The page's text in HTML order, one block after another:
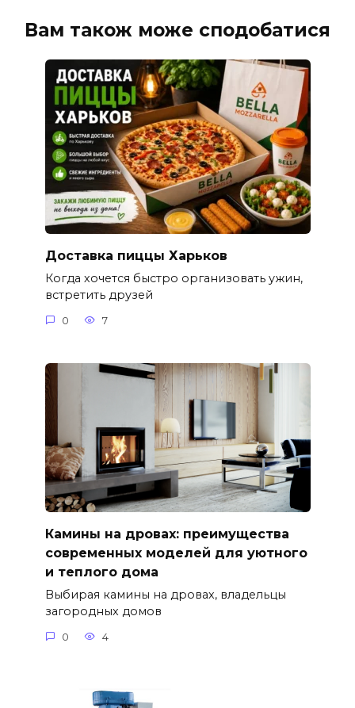
Вам також може сподобатися
Доставка пиццы Харьков
Когда хочется быстро организовать ужин,
встретить друзей
0 7
Камины на дровах: преимущества
современных моделей для уютного
и теплого дома
Выбирая камины на дровах, владельцы
загородных домов
0 4